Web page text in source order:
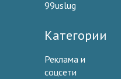
99uslug
Категории
Реклама и
соцсети